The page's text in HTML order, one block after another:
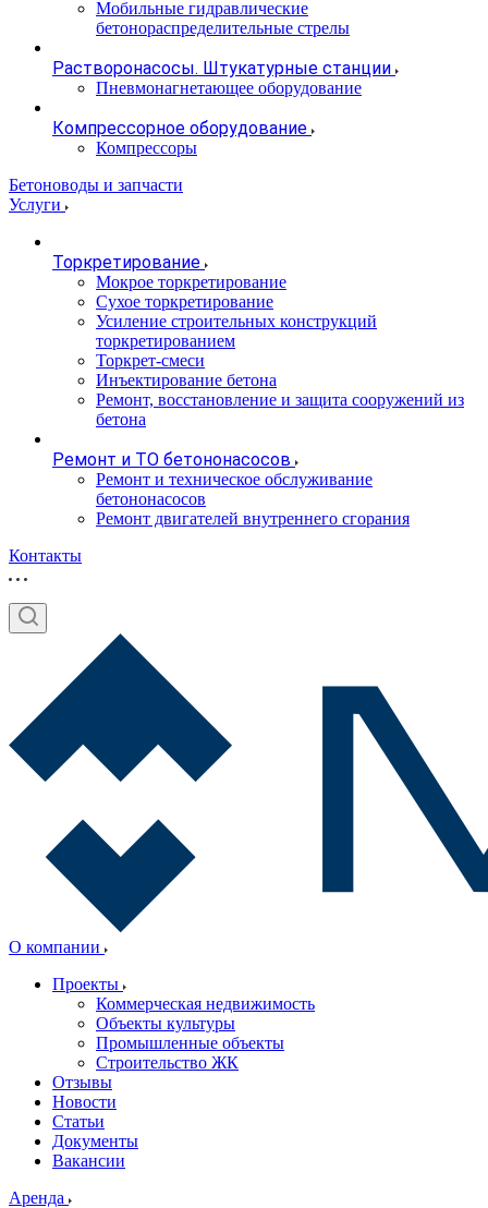
Мобильные гидравлические
бетонораспределительные стрелы
Растворонасосы. Штукатурные станции
Пневмонагнетающее оборудование
Компрессорное оборудование
Компрессоры
Бетоноводы и запчасти
Услуги
Торкретирование
Мокрое торкретирование
Сухое торкретирование
Усиление строительных конструкций
торкретированием
Торкрет-смеси
Инъектирование бетона
Ремонт, восстановление и защита сооружений из
бетона
Ремонт и ТО бетононасосов
Ремонт и техническое обслуживание
бетононасосов
Ремонт двигателей внутреннего сгорания
Контакты
О компании
Проекты
Коммерческая недвижимость
Объекты культуры
Промышленные объекты
Строительство ЖК
Отзывы
Новости
Статьи
Документы
Вакансии
Аренда